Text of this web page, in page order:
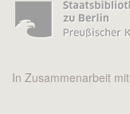
In Zusammenarbeit mit